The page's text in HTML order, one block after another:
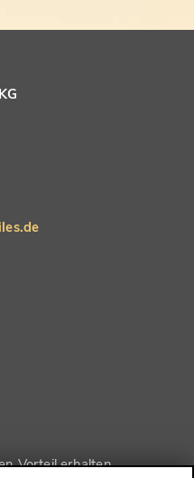
Vorteil erhalten